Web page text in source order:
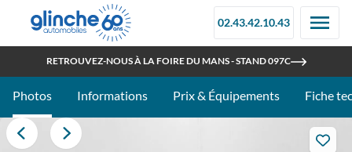
02.43.42.10.43
RETROUVEZ-NOUS À LA FOIRE DU MANS - STAND 097C
OUVERT TOUT L'ÉTÉ
Photos Informations Prix & Équipements Fiche